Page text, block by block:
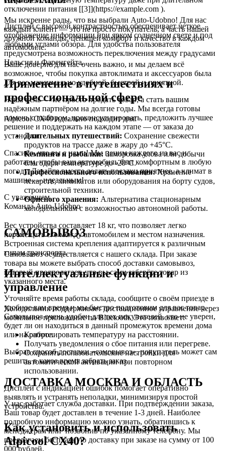
отключении питания [[3]](https://example.com ).
Дисплей с высокой контрастностью обеспечивает четкое
отображение информации при ярком солнечном свете и под
любыми углами обзора. Для удобства пользователя
предусмотрена возможность переключения между градусами
Цельсия и Фаренгейта.
Применение в путешествиях и
профессиональной сфере
Alpicool CX40 идеально подходит для:
Длительных путешествий: Сохранение свежести
продуктов на трассе даже в жару до +45°C.
Кемпинга и рыбалки: Заморозка улова или добычи
благодаря температуре до -20°C.
Профессионального использования:Хранение
лекарств, химикатов или оборудования на борту судов,
строительной техники.
Офисного хранения: Альтернатива стационарным
холодильникам с возможностью автономной работы.
Вес устройства составляет 18 кг, что позволяет легко
перемещать его между автомобилем и местом назначения.
Встроенная система крепления адаптируется к различным
типам транспорта.
Интеллектуальные функции и
управление
Холодильник поддерживает дистанционное управление через
мобильное приложение по Bluetooth. Это позволяет:
Контролировать температуру на расстоянии.
Получать уведомления о сбое питания или перегреве.
Сохранять пользовательские настройки для
автоматической активации при повторном
использовании.
Дисплей с индикацией ошибок помогает оперативно
выявлять и устранять неполадки, минимизируя простой
устройства.
Как установить и использовать
Alpicool CX40?
Мы искренне рады, что вы выбрали Auto-Udobno! Для нас
каждый клиент — это не просто покупатель, а часть нашей
дружной команды, ценящей комфорт и качество в каждом
автомобиле.
Ваше доверие для нас очень важно, и мы делаем всё
возможное, чтобы покупка автоклимата и аксессуаров была
для вас максимально удобной, быстрой и приятной.
Наша цель — не просто продать товар, а стать вашим
надёжным партнёром на долгие годы. Мы всегда готовы
помочь с выбором, проконсультировать, предложить лучшее
решение и поддержать на каждом этапе — от заказа до
установки.
Спасибо, что вы с нами! Мы ценим каждого из вас и
работаем, чтобы ваш автомобиль был комфортным в любую
погоду. Давайте вместе делать поездки приятнее, а климат в
машине — идеальным!
С уважением,
Команда Auto-Udobno
САМОВЫВОЗ
Самовывоз осуществляется с нашего склада. При заказе
товара вы можете выбрать способ доставки самовывоз,
который предполагает, что вы сами заберёте товар из
указанного места.
Уточняйте время работы склада, сообщите о своём приезде в
удобное вам время и мы быстро подготовим для вас товар.
Самовывоз очень удобен для тех покупателей, кто не уверен,
будет ли он находиться в данный промежуток времени дома
или на работе.
Выбрав способ доставки «самовывоз», покупатель может сам
решить, в какое время забрать заказ.
ДОСТАВКА МОСКВА И ОБЛАСТЬ
У нас работает служба доставки. При подтверждении заказа,
Ваш товар будет доставлен в течение 1-3 дней. Наиболее
подробную информацию можно узнать, обратившись к
менеджерам или позвонив по указанному телефону. Мы
предлагаем бесплатную доставку при заказе на сумму от 100
000 рублей.